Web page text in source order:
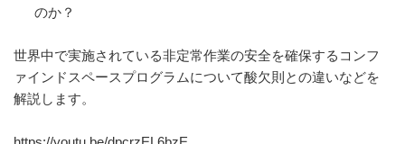
のか？
世界中で実施されている非定常作業の安全を確保するコンフ
ァインドスペースプログラムについて酸欠則との違いなどを
解説します。